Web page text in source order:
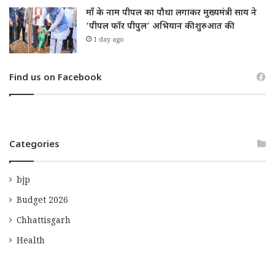
माँ के नाम पीपल का पौधा लगाकर मुख्यमंत्री साय ने
‘पीपल फॉर पीपुल’ अभियान की शुरुआत की
1 day ago
Find us on Facebook
Categories
bjp
Budget 2026
Chhattisgarh
Health